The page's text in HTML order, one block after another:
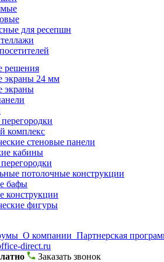
для ресепшн
решения
экраны 24 мм
экраны
комплекс
стеновые панели
кабины
потолочные конструкции
бафы
конструкции
фигуры
О компании Партнерская
direct.ru
Заказать звонок